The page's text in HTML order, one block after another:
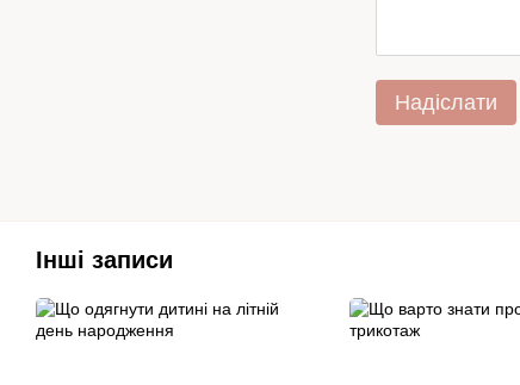
Надіслати
Інші записи